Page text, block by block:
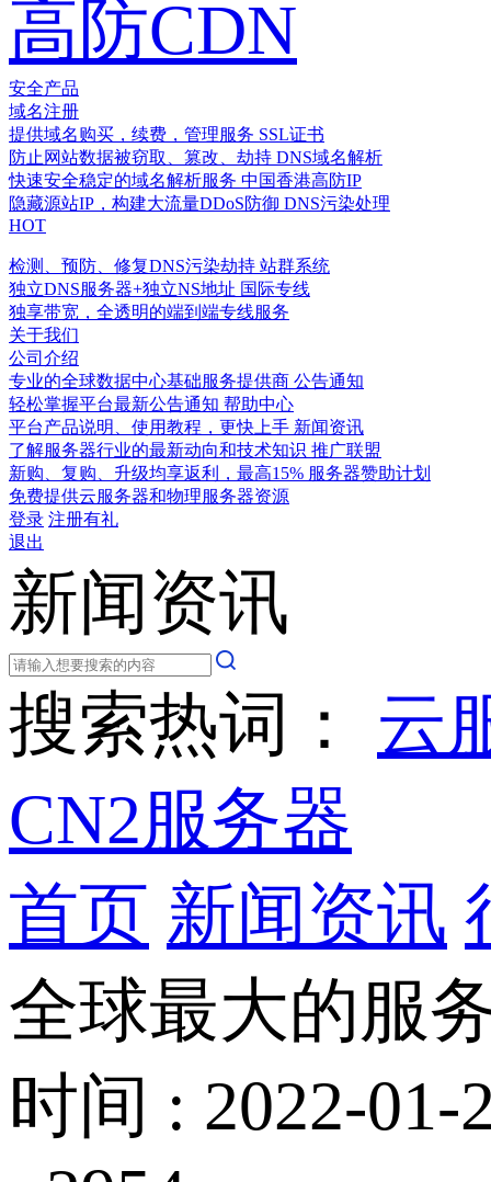
高防CDN
安全产品
域名注册
提供域名购买，续费，管理服务 SSL证书
防止网站数据被窃取、篡改、劫持 DNS域名解析
快速安全稳定的域名解析服务 中国香港高防IP
隐藏源站IP，构建大流量DDoS防御 DNS污染处理
HOT
检测、预防、修复DNS污染劫持 站群系统
独立DNS服务器+独立NS地址 国际专线
独享带宽，全透明的端到端专线服务
关于我们
公司介绍
专业的全球数据中心基础服务提供商 公告通知
轻松掌握平台最新公告通知 帮助中心
平台产品说明、使用教程，更快上手 新闻资讯
了解服务器行业的最新动向和技术知识 推广联盟
新购、复购、升级均享返利，最高15% 服务器赞助计划
免费提供云服务器和物理服务器资源
登录 注册有礼
退出
新闻资讯
搜索热词： 云
CN2服务器
首页 新闻资讯
全球最大的服
时间 : 2022-01-